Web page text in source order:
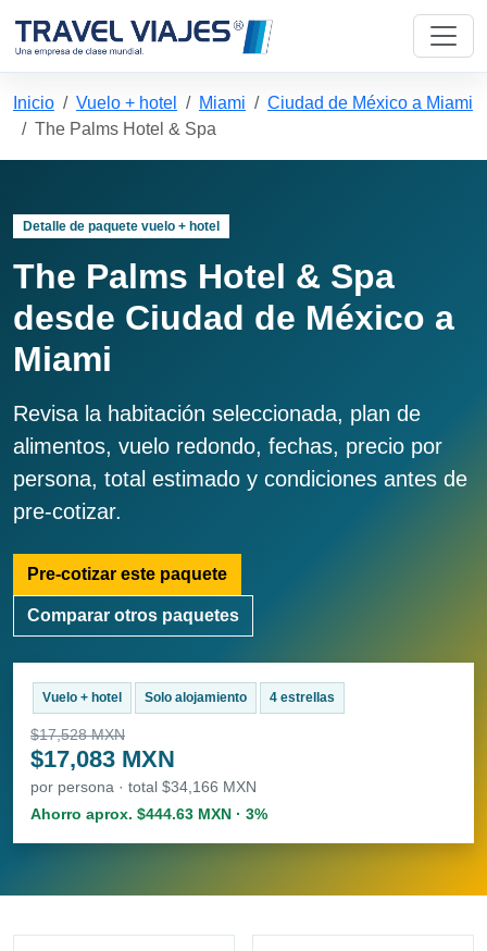
Inicio Vuelo + hotel Miami
Ciudad de México a Miami
The Palms Hotel & Spa
Detalle de paquete vuelo + hotel
The Palms Hotel & Spa
desde Ciudad de México a
Miami
Revisa la habitación seleccionada, plan de
alimentos, vuelo redondo, fechas, precio por
persona, total estimado y condiciones antes de
pre-cotizar.
Pre-cotizar este paquete
Comparar otros paquetes
Vuelo + hotel Solo alojamiento 4 estrellas
$17,528 MXN
$17,083 MXN
por persona · total $34,166 MXN
Ahorro aprox. $444.63 MXN · 3%